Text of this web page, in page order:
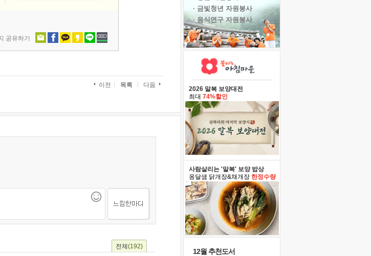
공유하기
이전 목록 다음
전체 (192)
· 금빛청년 자원봉사
· 음식연구 자원봉사
2026 말복 보양대전
최대 74%할인
사람살리는 '말복' 보양 밥상
옹달샘 닭개장&채개장 한정수량
12월 추천도서